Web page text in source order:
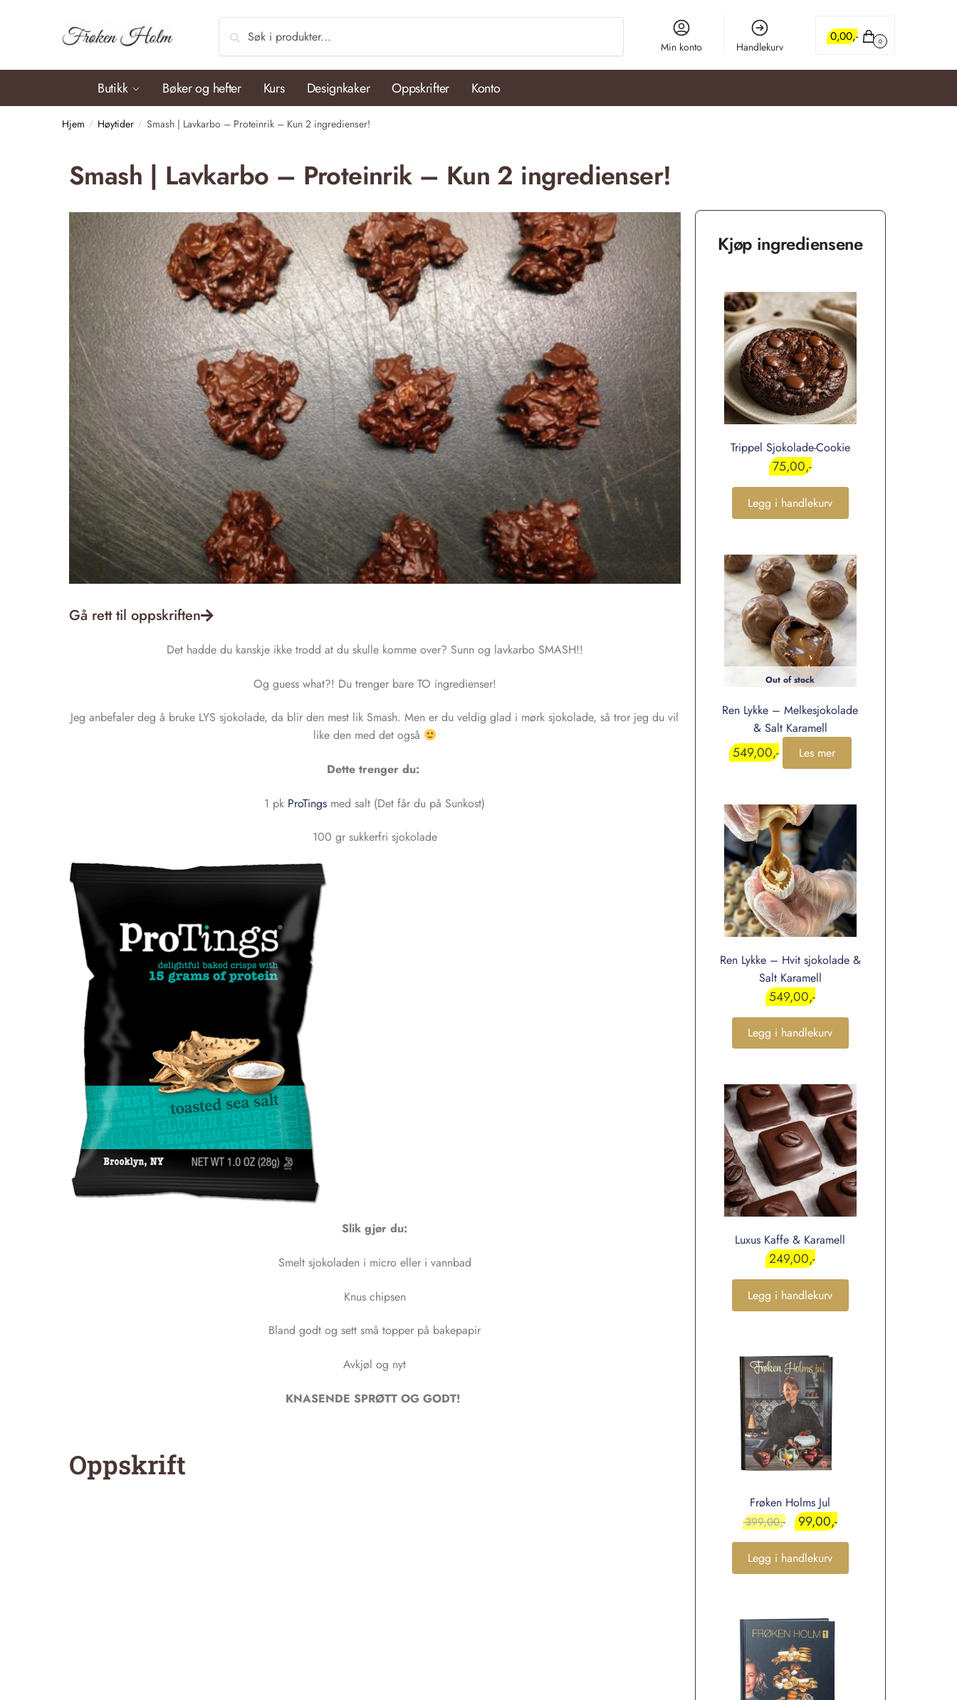
Søk
Min konto Handlekurv
0,00 0
Butikk Bøker og hefter Kurs Designkaker Oppskrifter Konto
Hjem / Høytider / Smash | Lavkarbo – Proteinrik – Kun 2 ingredienser!
Smash | Lavkarbo – Proteinrik – Kun 2 ingredienser!
Gå rett til oppskriften
Det hadde du kanskje ikke trodd at du skulle komme over? Sunn og lavkarbo SMASH!!
Og guess what?! Du trenger bare TO ingredienser!
Jeg anbefaler deg å bruke LYS sjokolade, da blir den mest lik Smash. Men er du veldig glad i mørk sjokolade, så tror jeg du vil
like den med det også
Dette trenger du:
1 pk ProTings med salt (Det får du på Sunkost)
100 gr sukkerfri sjokolade
Slik gjør du:
Smelt sjokoladen i micro eller i vannbad
Knus chipsen
Bland godt og sett små topper på bakepapir
Avkjøl og nyt
KNASENDE SPRØTT OG GODT!
Oppskrift
Kjøp ingrediensene
Trippel Sjokolade-Cookie
75,00
Legg i handlekurv
Out of stock
Ren Lykke – Melkesjokolade
& Salt Karamell
549,00 Les mer
Ren Lykke – Hvit sjokolade &
Salt Karamell
549,00
Legg i handlekurv
Luxus Kaffe & Karamell
249,00
Legg i handlekurv
Frøken Holms Jul
399,00 99,00
Legg i handlekurv